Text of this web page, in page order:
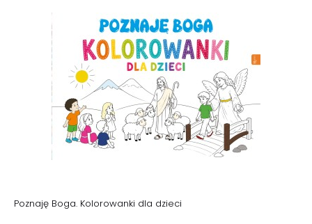
Poznaję Boga. Kolorowanki dla dzieci